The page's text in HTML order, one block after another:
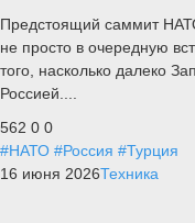
Предстоящий саммит
не просто в очередную
того, насколько далеко
Россией....
562 0 0
#НАТО #Россия #Турция
16 июня 2026Техника